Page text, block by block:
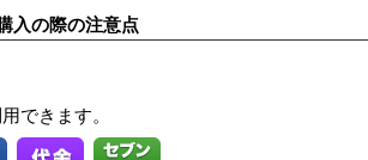
入の際の注意点
できます。